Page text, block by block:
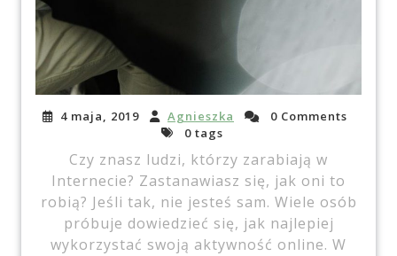
4 maja, 2019 Agnieszka
0 Comments
0 tags
Czy znasz ludzi, którzy zarabiają w
Internecie? Zastanawiasz się, jak oni to
robią? Jeśli tak, nie jesteś sam. Wiele osób
próbuje dowiedzieć się, jak najlepiej
wykorzystać swoją aktywność online. W